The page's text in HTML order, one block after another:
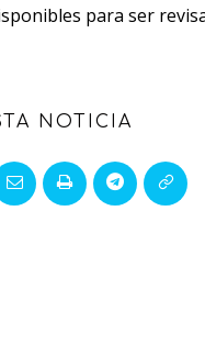
para ser
NOTICIA